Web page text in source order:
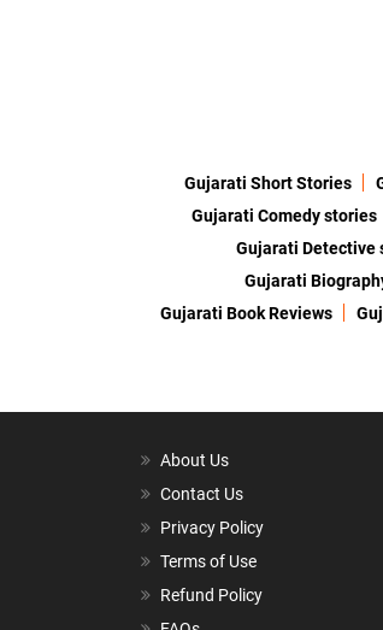
Gujarati Short Stories
Gujarati Comedy stories
Gujarati Detective
Gujarati
Gujarati Book Reviews
About Us
Contact Us
Privacy Policy
Terms of Use
Refund Policy